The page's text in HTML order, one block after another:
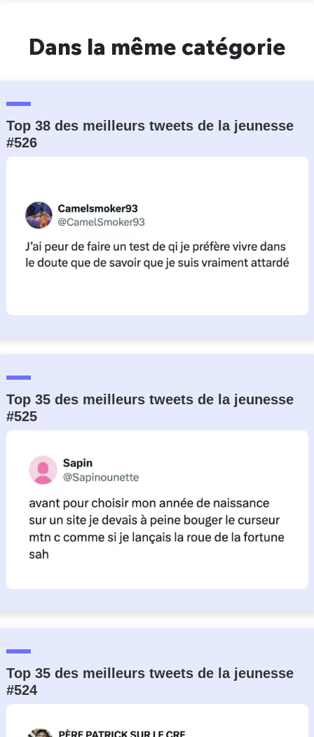
Dans la même catégorie
Top 38 des meilleurs tweets de la jeunesse
#526
Top 35 des meilleurs tweets de la jeunesse
#525
Top 35 des meilleurs tweets de la jeunesse
#524